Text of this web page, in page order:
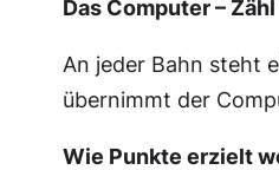
Das Computer –
An jeder Bahn steht
übernimmt der
Wie Punkte erzielt